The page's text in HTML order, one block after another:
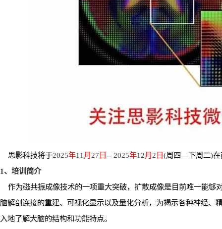
思影科技将于2025年11 月 27 日-- 2025年12月 2 日(周四—下周二)在
1、培训简介
作为磁共振成像技术的一项重大突破，扩散成像是目前唯一能
脑解剖连接的重建、可视化显示以及量化分析，为揭示各种神经
入地了解大脑的结构和功能特点。